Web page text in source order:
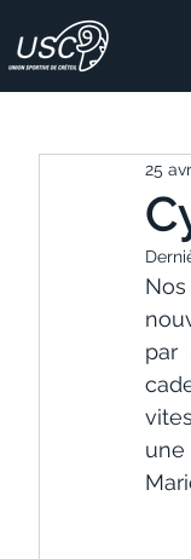
25
par
une